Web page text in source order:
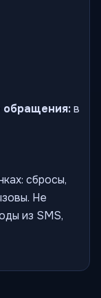
обращения:в
сбросы,
Не
из SMS,